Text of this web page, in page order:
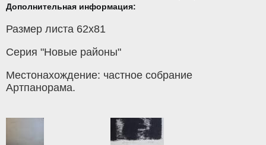
Дополнительная информация:
Размер листа 62х81
Серия "Новые районы"
Местонахождение: частное собрание
Артпанорама.